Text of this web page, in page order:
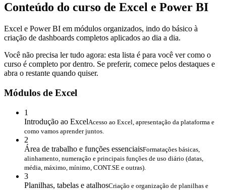
Conteúdo do curso de Excel e Power BI
Excel e Power BI em módulos organizados, indo do básico à
criação de dashboards completos aplicados ao dia a dia.
Você não precisa ler tudo agora: esta lista é para você ver como o
curso é completo por dentro. Se preferir, comece pelos destaques e
abra o restante quando quiser.
Módulos de Excel
1
Introdução ao ExcelAcesso ao Excel, apresentação da plataforma e
como vamos aprender juntos.
2
Área de trabalho e funções essenciaisFormatações básicas,
alinhamento, numeração e principais funções de uso diário (datas,
média, máximo, mínimo, CONT.SE e outras).
3
Planilhas, tabelas e atalhosCriação e organização de planilhas e